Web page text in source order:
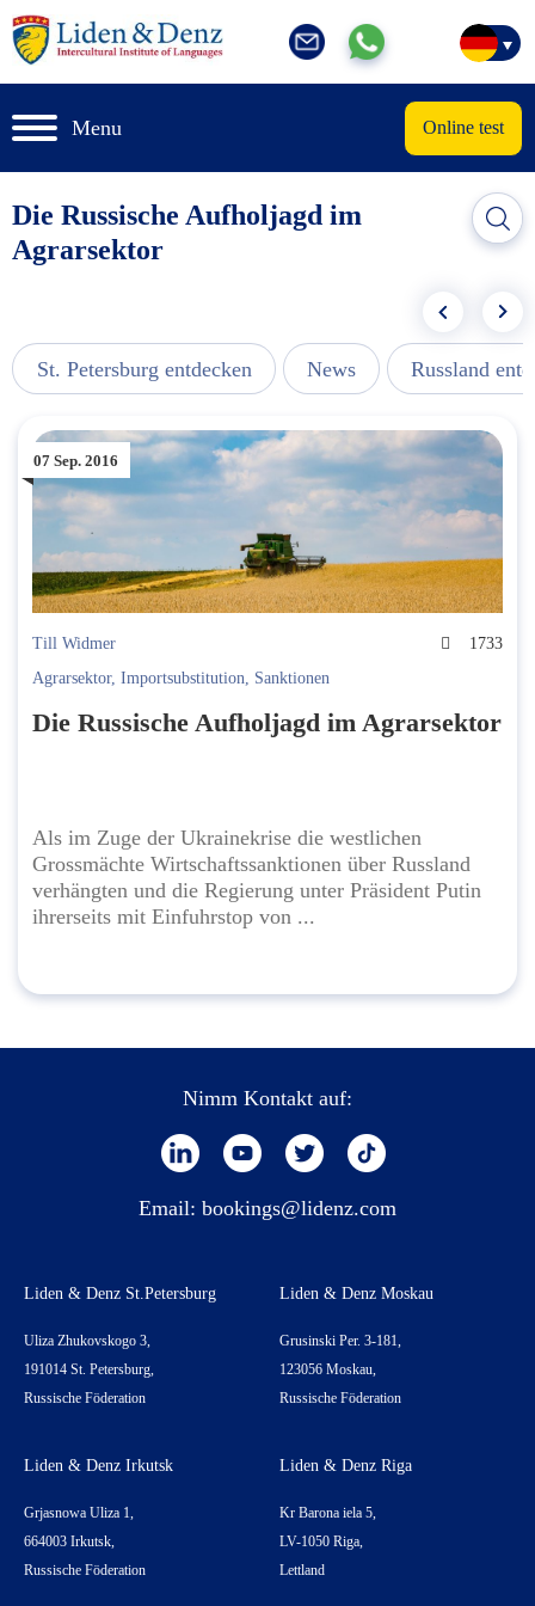
Menu Online test
Die Russische Aufholjagd im
Agrarsektor
St. Petersburg entdecken News Russland
07 Sep. 2016
Till Widmer
1733
Agrarsektor, Importsubstitution, Sanktionen
Die Russische Aufholjagd im Agrarsektor
Als im Zuge der Ukrainekrise die westlichen
Grossmächte Wirtschaftssanktionen über Russland
verhängten und die Regierung unter Präsident Putin
ihrerseits mit Einfuhrstop von ...
Nimm Kontakt auf:
Email: bookings@lidenz.com
Liden & Denz St.Petersburg
Uliza Zhukovskogo 3,
191014 St. Petersburg,
Russische Föderation
Liden & Denz Moskau
Grusinski Per. 3-181,
123056 Moskau,
Russische Föderation
Liden & Denz Irkutsk
Grjasnowa Uliza 1,
664003 Irkutsk,
Russische Föderation
Liden & Denz Riga
Kr Barona iela 5,
LV-1050 Riga,
Lettland